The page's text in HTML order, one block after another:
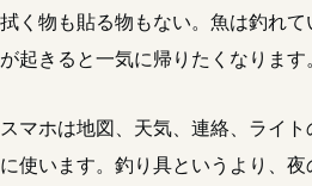
拭く物も貼る物もない。魚は釣れ
が起きると一気に帰りたくなります。
スマホは地図、天気、連絡、ライ
に使います。釣り具というより、